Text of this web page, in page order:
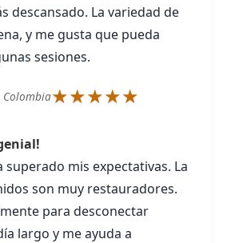
descansado. La variedad de
y me gusta que pueda
sesiones.
Colombia★★★★★
superado mis expectativas. La
son muy restauradores.
para desconectar
largo y me ayuda a